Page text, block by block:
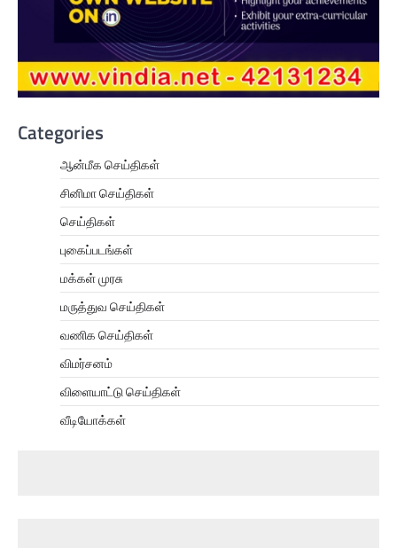
Categories
ஆன்மீக செய்திகள்
சினிமா செய்திகள்
செய்திகள்
புகைப்படங்கள்
மக்கள் முரசு
மருத்துவ செய்திகள்
வணிக செய்திகள்
விமர்சனம்
விளையாட்டு செய்திகள்
வீடியோக்கள்